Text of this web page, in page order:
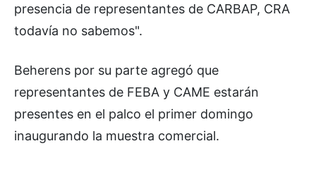
presencia de representantes de CARBAP, CRA
todavía no sabemos".
Beherens por su parte agregó que
representantes de FEBA y CAME estarán
presentes en el palco el primer domingo
inaugurando la muestra comercial.